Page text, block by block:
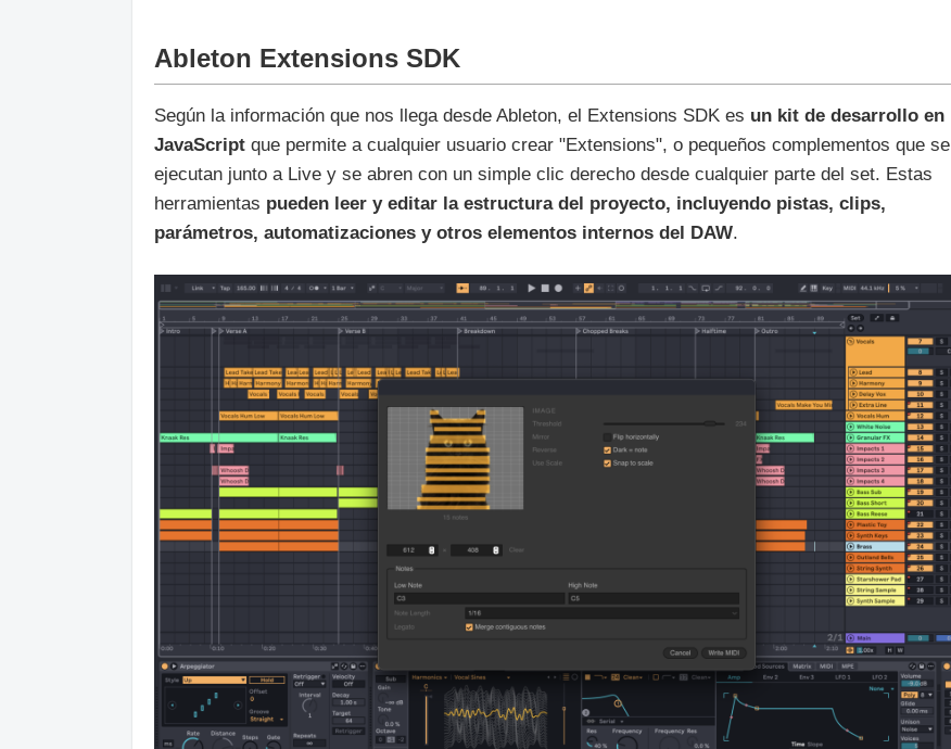
Ableton Extensions SDK
Según la información que nos llega desde Ableton, el Extensions SDK es un kit de desarrollo en
JavaScript que permite a cualquier usuario crear "Extensions", o pequeños complementos que se
ejecutan junto a Live y se abren con un simple clic derecho desde cualquier parte del set. Estas
herramientas pueden leer y editar la estructura del proyecto, incluyendo pistas, clips,
parámetros, automatizaciones y otros elementos internos del DAW.